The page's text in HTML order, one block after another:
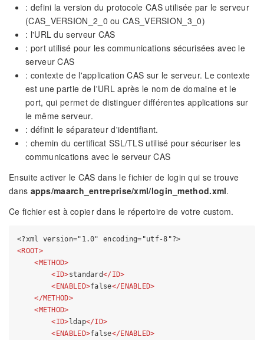
: defini la version du protocole CAS utilisée par le serveur
(CAS_VERSION_2_0 ou CAS_VERSION_3_0)
: l'URL du serveur CAS
: port utilisé pour les communications sécurisées avec le
serveur CAS
: contexte de l'application CAS sur le serveur. Le contexte
est une partie de l'URL après le nom de domaine et le
port, qui permet de distinguer différentes applications sur
le même serveur.
: définit le séparateur d'identifiant.
: chemin du certificat SSL/TLS utilisé pour sécuriser les
communications avec le serveur CAS
Ensuite activer le CAS dans le fichier de login qui se trouve
dans apps/maarch_entreprise/xml/login_method.xml.
Ce fichier est à copier dans le répertoire de votre custom.
<?xml version="1.0" encoding="utf-8"?>
<ROOT>
<METHOD>
<ID>standard</ID>
<ENABLED>false</ENABLED>
</METHOD>
<METHOD>
<ID>ldap</ID>
<ENABLED>false</ENABLED>